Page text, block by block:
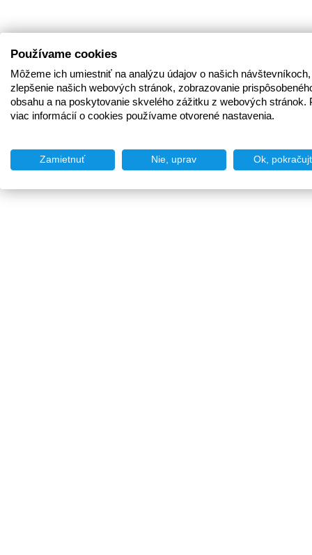
Používame cookies
Môžeme ich umiestniť na analýzu údajov o našich
zlepšenie našich webových stránok, zobrazovanie
obsahu a na poskytovanie skvelého zážitku z webových stránok.
viac informácií o cookies používame otvorené nastavenia.
Zamietnuť Nie, uprav Ok,